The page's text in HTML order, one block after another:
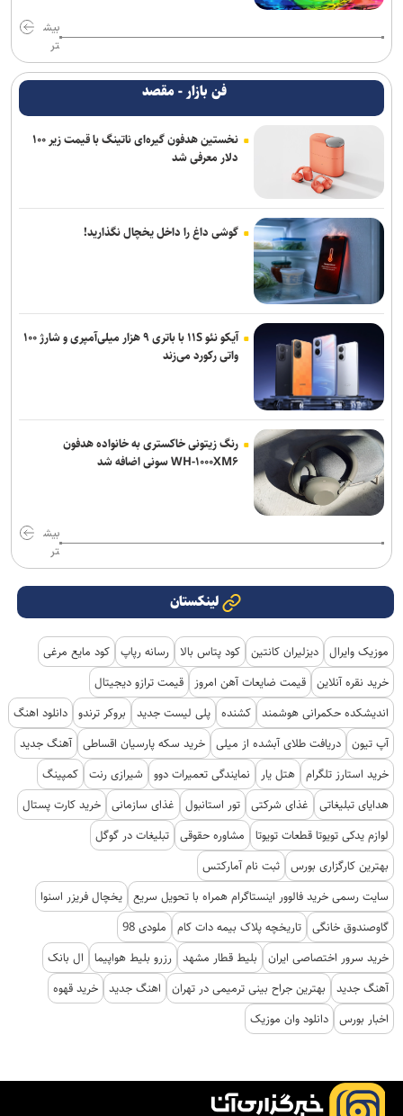
بیش
تر
فن بازار - مقصد
نخستین هدفون گیره‌ای ناتینگ با قیمت زیر ۱۰۰
دلار معرفی شد
گوشی داغ را داخل یخچال نگذارید!
آیکو نئو ۱۱S با باتری ۹ هزار میلی‌آمپری و شارژ ۱۰۰
واتی رکورد می‌زند
رنگ زیتونی خاکستری به خانواده هدفون
WH-۱۰۰۰XM۶ سونی اضافه شد
بیش
تر
لینکستان
موزیک وایرال دیزلیران کانتین کود پتاس بالا رسانه رپاپ کود مایع مرغی
خرید نقره آنلاین قیمت ضایعات آهن امروز
قیمت ترازو دیجیتال
اندیشکده حکمرانی هوشمند کشنده پلی لیست جدید بروکر ترندو دانلود اهنگ
آپ تیون دریافت طلای آبشده از میلی خرید سکه پارسیان اقساطی آهنگ جدید
خرید استارز تلگرام هتل یار نمایندگی تعمیرات دوو شیرازی رنت کمپینگ
هدایای تبلیغاتی
غذای شرکتی تور استانبول غذای سازمانی خرید کارت پستال
لوازم یدکی تویوتا قطعات تویوتا
مشاوره حقوقی تبلیغات در گوگل
بهترین کارگزاری بورس ثبت نام آمارکتس
سایت رسمی خرید فالوور اینستاگرام همراه با تحویل سریع یخچال فریزر اسنوا
گاوصندوق خانگی تاریخچه پلاک بیمه دات کام
ملودی 98
خرید سرور اختصاصی ایران
بلیط قطار مشهد رزرو بلیط هواپیما
ال بانک
آهنگ جدید
بهترین جراح بینی ترمیمی در تهران اهنگ جدید خرید قهوه
اخبار بورس دانلود وان موزیک